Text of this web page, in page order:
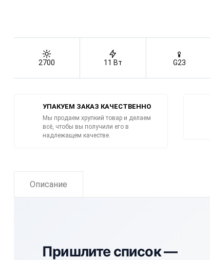
2700 11 Вт G23
УПАКУЕМ ЗАКАЗ КАЧЕСТВЕННО
Мы продаем хрупкий товар и делаем
всё, чтобы вы получили его в
надлежащем качестве.
Описание
Пришлите список —